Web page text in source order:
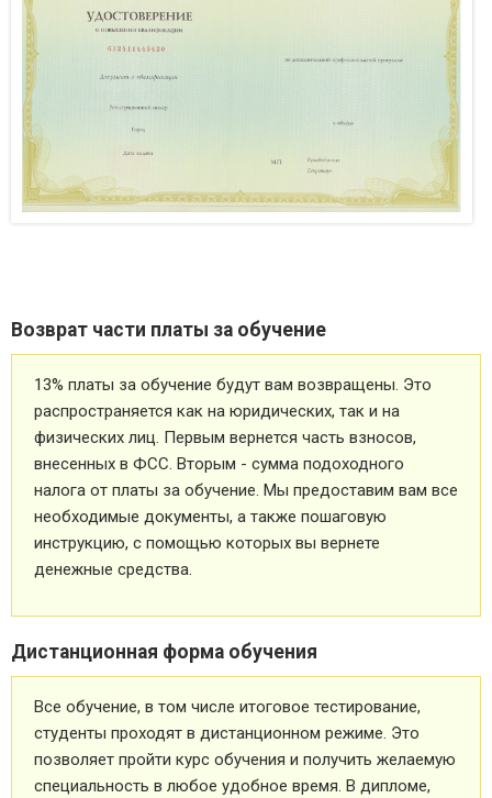
Возврат части платы за обучение
13% платы за обучение будут вам возвращены. Это
распространяется как на юридических, так и на
физических лиц. Первым вернется часть взносов,
внесенных в ФСС. Вторым - сумма подоходного
налога от платы за обучение. Мы предоставим вам все
необходимые документы, а также пошаговую
инструкцию, с помощью которых вы вернете
денежные средства.
Дистанционная форма обучения
Все обучение, в том числе итоговое тестирование,
студенты проходят в дистанционном режиме. Это
позволяет пройти курс обучения и получить желаемую
специальность в любое удобное время. В дипломе,